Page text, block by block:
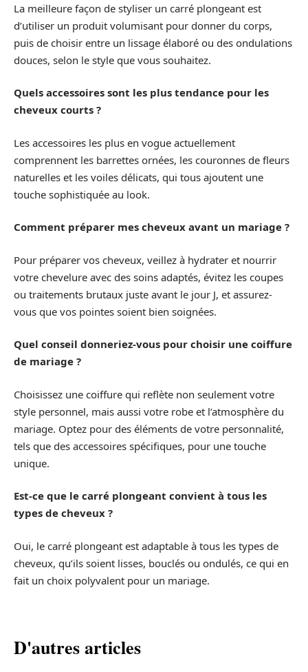
La meilleure façon de styliser un carré plongeant est
d’utiliser un produit volumisant pour donner du corps,
puis de choisir entre un lissage élaboré ou des ondulations
douces, selon le style que vous souhaitez.
Quels accessoires sont les plus tendance pour les
cheveux courts ?
Les accessoires les plus en vogue actuellement
comprennent les barrettes ornées, les couronnes de fleurs
naturelles et les voiles délicats, qui tous ajoutent une
touche sophistiquée au look.
Comment préparer mes cheveux avant un mariage ?
Pour préparer vos cheveux, veillez à hydrater et nourrir
votre chevelure avec des soins adaptés, évitez les coupes
ou traitements brutaux juste avant le jour J, et assurez-
vous que vos pointes soient bien soignées.
Quel conseil donneriez-vous pour choisir une coiffure
de mariage ?
Choisissez une coiffure qui reflète non seulement votre
style personnel, mais aussi votre robe et l’atmosphère du
mariage. Optez pour des éléments de votre personnalité,
tels que des accessoires spécifiques, pour une touche
unique.
Est-ce que le carré plongeant convient à tous les
types de cheveux ?
Oui, le carré plongeant est adaptable à tous les types de
cheveux, qu’ils soient lisses, bouclés ou ondulés, ce qui en
fait un choix polyvalent pour un mariage.
D'autres articles